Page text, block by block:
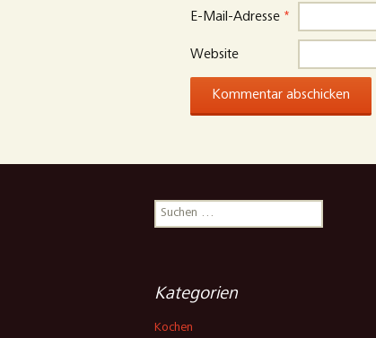
E-Mail-Adresse *
Website
Suchen
nach:
Kategorien
Kochen